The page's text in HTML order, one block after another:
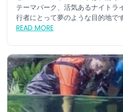
テーマパーク、活気あるナイトラ
行者にとって夢のような目的地で
READ MORE